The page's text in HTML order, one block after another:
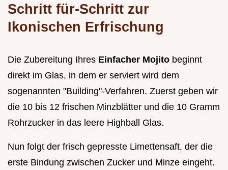
Schritt für-Schritt zur
Ikonischen Erfrischung
Die Zubereitung Ihres Einfacher Mojito beginnt
direkt im Glas, in dem er serviert wird dem
sogenannten "Building"-Verfahren. Zuerst geben wir
die 10 bis 12 frischen Minzblätter und die 10 Gramm
Rohrzucker in das leere Highball Glas.
Nun folgt der frisch gepresste Limettensaft, der die
erste Bindung zwischen Zucker und Minze eingeht.